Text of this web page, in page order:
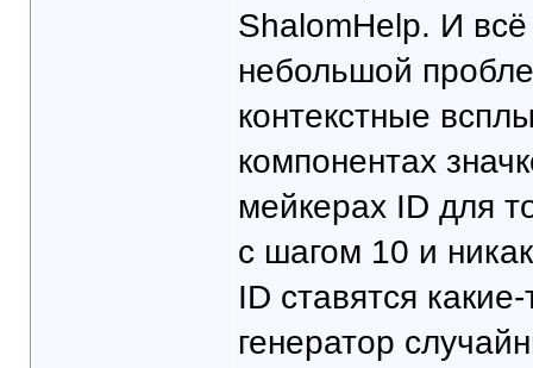
ShalomHelp. И
небольшой
контекстные
компонентах
мейкерах ID для
с шагом 10 и
ID ставятся
генератор